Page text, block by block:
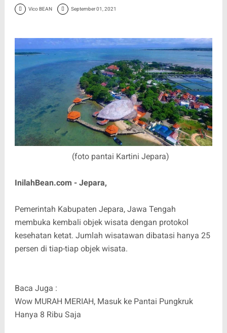
Vico BEAN September 01, 2021
(foto pantai Kartini Jepara)
InilahBean.com - Jepara,
Pemerintah Kabupaten Jepara, Jawa Tengah
membuka kembali objek wisata dengan protokol
kesehatan ketat. Jumlah wisatawan dibatasi hanya 25
persen di tiap-tiap objek wisata.
Baca Juga :
Wow MURAH MERIAH, Masuk ke Pantai Pungkruk
Hanya 8 Ribu Saja